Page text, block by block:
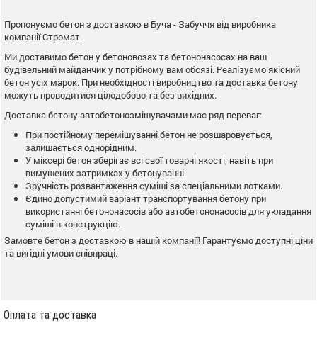
Пропонуємо бетон з доставкою в Буча - Забуччя від виробника
компанії Стромат.
Ми доставимо бетон у бетоновозах та бетононасосах на ваш
будівельний майданчик у потрібному вам обсязі. Реалізуємо якісний
бетон усіх марок. При необхідності виробництво та доставка бетону
можуть проводитися цілодобово та без вихідних.
Доставка бетону автобетонозмішувачами має ряд переваг:
При постійному перемішуванні бетон не розшаровується,
залишається однорідним.
У міксері бетон зберігає всі свої товарні якості, навіть при
вимушених затримках у бетонуванні.
Зручність розвантаження суміші за спеціальними лотками.
Єдино допустимий варіант транспортування бетону при
використанні бетононасосів або автобетононасосів для укладання
суміші в конструкцію.
Замовте бетон з доставкою в нашій компанії! Гарантуємо доступні ціни
та вигідні умови співпраці.
Оплата та доставка